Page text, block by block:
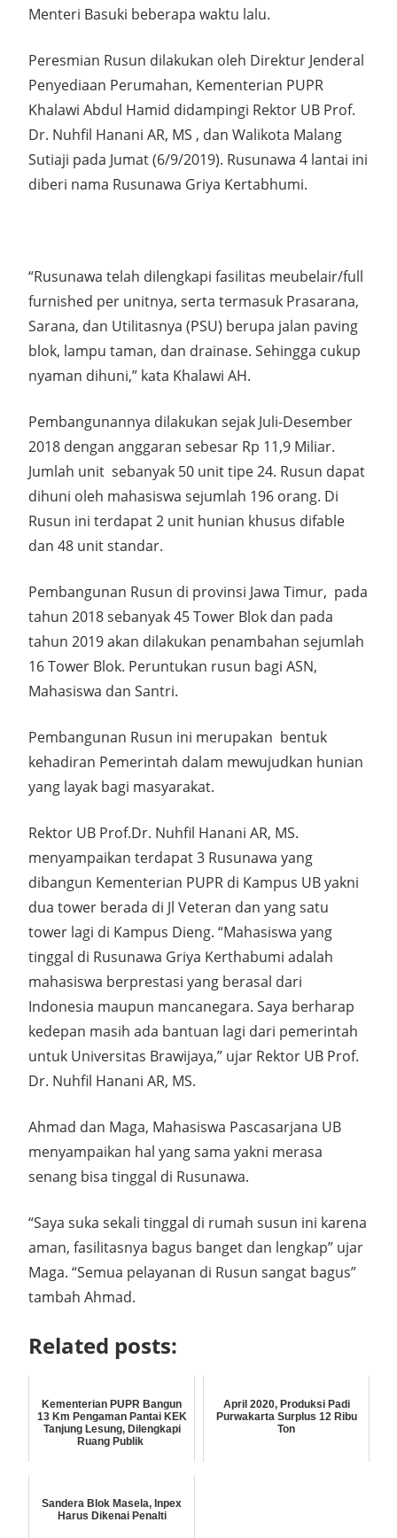
Menteri Basuki beberapa waktu lalu.
Peresmian Rusun dilakukan oleh Direktur Jenderal
Penyediaan Perumahan, Kementerian PUPR
Khalawi Abdul Hamid didampingi Rektor UB Prof.
Dr. Nuhfil Hanani AR, MS , dan Walikota Malang
Sutiaji pada Jumat (6/9/2019). Rusunawa 4 lantai ini
diberi nama Rusunawa Griya Kertabhumi.
“Rusunawa telah dilengkapi fasilitas meubelair/full
furnished per unitnya, serta termasuk Prasarana,
Sarana, dan Utilitasnya (PSU) berupa jalan paving
blok, lampu taman, dan drainase. Sehingga cukup
nyaman dihuni,” kata Khalawi AH.
Pembangunannya dilakukan sejak Juli-Desember
2018 dengan anggaran sebesar Rp 11,9 Miliar.
Jumlah unit sebanyak 50 unit tipe 24. Rusun dapat
dihuni oleh mahasiswa sejumlah 196 orang. Di
Rusun ini terdapat 2 unit hunian khusus difable
dan 48 unit standar.
Pembangunan Rusun di provinsi Jawa Timur, pada
tahun 2018 sebanyak 45 Tower Blok dan pada
tahun 2019 akan dilakukan penambahan sejumlah
16 Tower Blok. Peruntukan rusun bagi ASN,
Mahasiswa dan Santri.
Pembangunan Rusun ini merupakan bentuk
kehadiran Pemerintah dalam mewujudkan hunian
yang layak bagi masyarakat.
Rektor UB Prof.Dr. Nuhfil Hanani AR, MS.
menyampaikan terdapat 3 Rusunawa yang
dibangun Kementerian PUPR di Kampus UB yakni
dua tower berada di Jl Veteran dan yang satu
tower lagi di Kampus Dieng. “Mahasiswa yang
tinggal di Rusunawa Griya Kerthabumi adalah
mahasiswa berprestasi yang berasal dari
Indonesia maupun mancanegara. Saya berharap
kedepan masih ada bantuan lagi dari pemerintah
untuk Universitas Brawijaya,” ujar Rektor UB Prof.
Dr. Nuhfil Hanani AR, MS.
Ahmad dan Maga, Mahasiswa Pascasarjana UB
menyampaikan hal yang sama yakni merasa
senang bisa tinggal di Rusunawa.
“Saya suka sekali tinggal di rumah susun ini karena
aman, fasilitasnya bagus banget dan lengkap” ujar
Maga. “Semua pelayanan di Rusun sangat bagus”
tambah Ahmad.
Related posts:
Kementerian PUPR Bangun
13 Km Pengaman Pantai KEK
Tanjung Lesung, Dilengkapi
Ruang Publik
April 2020, Produksi Padi
Purwakarta Surplus 12 Ribu
Ton
Sandera Blok Masela, Inpex
Harus Dikenai Penalti